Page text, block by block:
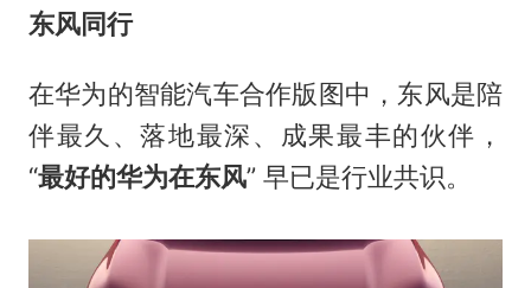
东风同行
在华为的智能汽车合作版图中，东风是陪
伴最久、落地最深、成果最丰的伙伴，
“最好的华为在东风” 早已是行业共识。